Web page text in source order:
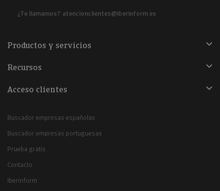
¿Te llamamos? atencionclientes@iberinform.es
Productos y servicios
Recursos
Acceso clientes
Buscador empresas españolas
Buscador empresas portuguesas
Prueba gratis
Contacto
Iberinform